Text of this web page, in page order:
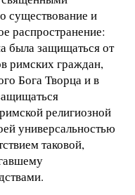
существование и
распространение:
была защищаться от
римских граждан,
Бога Творца и в
религиозной
универсальностью
таковой,